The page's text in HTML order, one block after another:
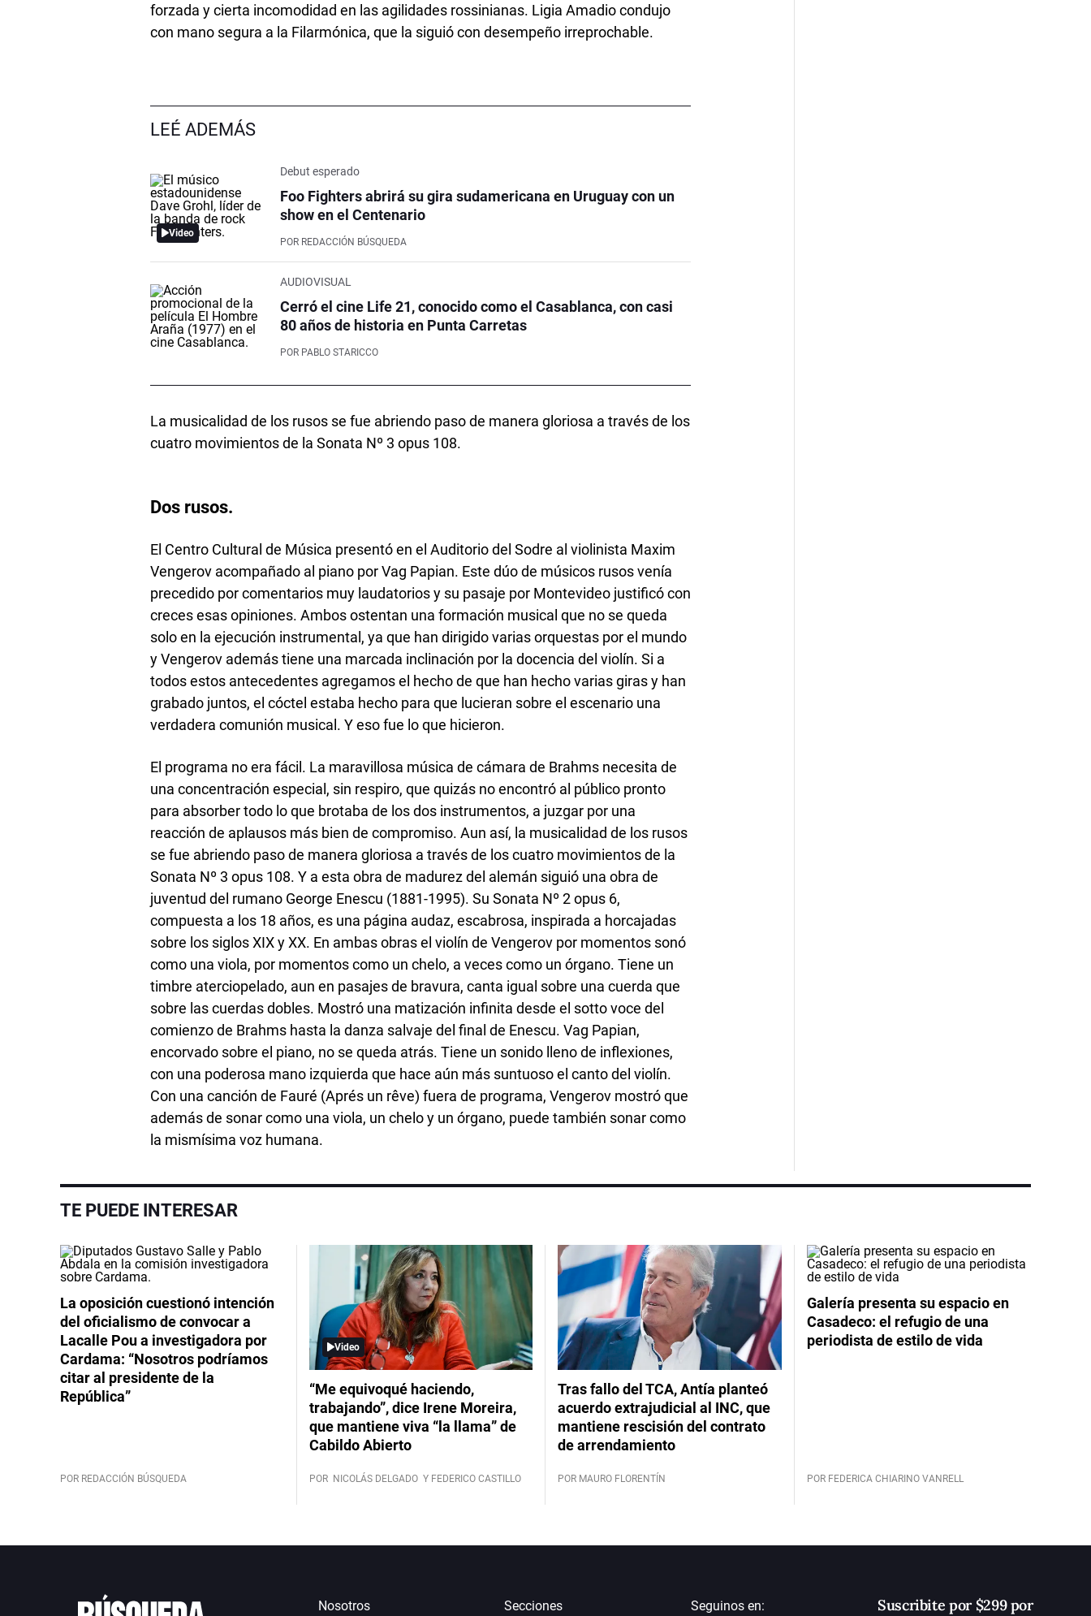
forzada y cierta incomodidad en las agilidades rossinianas. Ligia Amadio condujo
con mano segura a la Filarmónica, que la siguió con desempeño irreprochable.
LEÉ ADEMÁS
Video
Debut esperado
Foo Fighters abrirá su gira sudamericana en Uruguay con un
show en el Centenario
POR REDACCIÓN BÚSQUEDA
AUDIOVISUAL
Cerró el cine Life 21, conocido como el Casablanca, con casi
80 años de historia en Punta Carretas
POR PABLO STARICCO
La musicalidad de los rusos se fue abriendo paso de manera gloriosa a través de los
cuatro movimientos de la Sonata Nº 3 opus 108.
Dos rusos.
El Centro Cultural de Música presentó en el Auditorio del Sodre al violinista Maxim
Vengerov acompañado al piano por Vag Papian. Este dúo de músicos rusos venía
precedido por comentarios muy laudatorios y su pasaje por Montevideo justificó con
creces esas opiniones. Ambos ostentan una formación musical que no se queda
solo en la ejecución instrumental, ya que han dirigido varias orquestas por el mundo
y Vengerov además tiene una marcada inclinación por la docencia del violín. Si a
todos estos antecedentes agregamos el hecho de que han hecho varias giras y han
grabado juntos, el cóctel estaba hecho para que lucieran sobre el escenario una
verdadera comunión musical. Y eso fue lo que hicieron.
El programa no era fácil. La maravillosa música de cámara de Brahms necesita de
una concentración especial, sin respiro, que quizás no encontró al público pronto
para absorber todo lo que brotaba de los dos instrumentos, a juzgar por una
reacción de aplausos más bien de compromiso. Aun así, la musicalidad de los rusos
se fue abriendo paso de manera gloriosa a través de los cuatro movimientos de la
Sonata Nº 3 opus 108. Y a esta obra de madurez del alemán siguió una obra de
juventud del rumano George Enescu (1881-1995). Su Sonata Nº 2 opus 6,
compuesta a los 18 años, es una página audaz, escabrosa, inspirada a horcajadas
sobre los siglos XIX y XX. En ambas obras el violín de Vengerov por momentos sonó
como una viola, por momentos como un chelo, a veces como un órgano. Tiene un
timbre aterciopelado, aun en pasajes de bravura, canta igual sobre una cuerda que
sobre las cuerdas dobles. Mostró una matización infinita desde el sotto voce del
comienzo de Brahms hasta la danza salvaje del final de Enescu. Vag Papian,
encorvado sobre el piano, no se queda atrás. Tiene un sonido lleno de inflexiones,
con una poderosa mano izquierda que hace aún más suntuoso el canto del violín.
Con una canción de Fauré (Aprés un rêve) fuera de programa, Vengerov mostró que
además de sonar como una viola, un chelo y un órgano, puede también sonar como
la mismísima voz humana.
TE PUEDE INTERESAR
La oposición cuestionó intención
del oficialismo de convocar a
Lacalle Pou a investigadora por
Cardama: “Nosotros podríamos
citar al presidente de la
República”
POR REDACCIÓN BÚSQUEDA
Video
“Me equivoqué haciendo,
trabajando”, dice Irene Moreira,
que mantiene viva “la llama” de
Cabildo Abierto
POR NICOLÁS DELGADO Y FEDERICO CASTILLO
Tras fallo del TCA, Antía planteó
acuerdo extrajudicial al INC, que
mantiene rescisión del contrato
de arrendamiento
POR MAURO FLORENTÍN
Galería presenta su espacio en
Casadeco: el refugio de una
periodista de estilo de vida
POR FEDERICA CHIARINO VANRELL
Nosotros Secciones Seguinos en: Suscribite por $299 por